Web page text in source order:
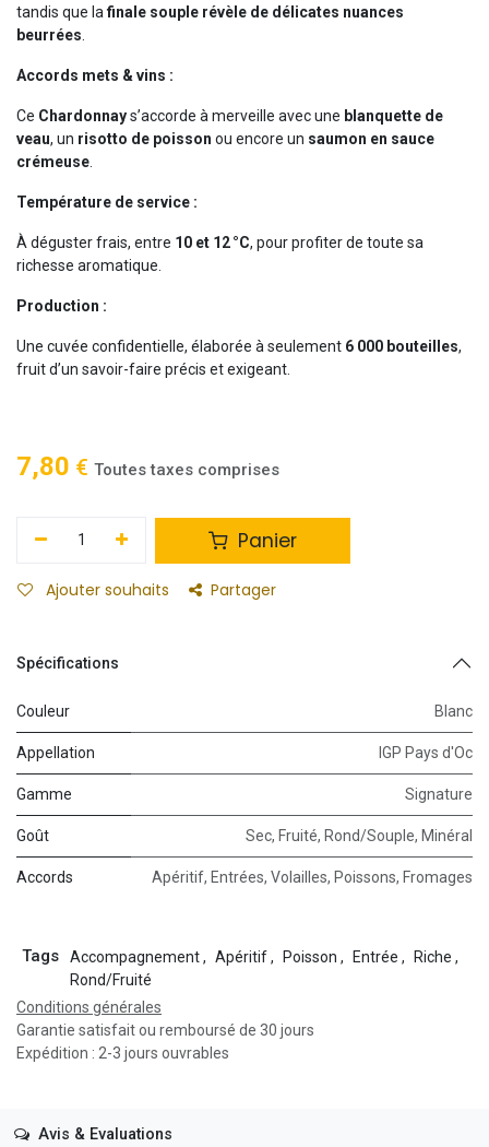
tandis que lafinale souple révèle de délicates nuances
beurrées.
Accords mets & vins :
Ce Chardonnays’accorde à merveille avec une blanquette de
veau, un risotto de poisson ou encore un saumon en sauce
crémeuse.
Température de service :
À déguster frais, entre 10 et 12 °C, pour profiter de toute sa
richesse aromatique.
Production :
Une cuvée confidentielle, élaborée à seulement 6 000 bouteilles,
fruit d’un savoir-faire précis et exigeant.
7,80 € Toutes taxes comprises
Panier
Ajouter souhaits Partager
Spécifications
Couleur Blanc
Appellation IGP Pays d'Oc
Gamme Signature
Goût Sec, Fruité, Rond/Souple, Minéral
Accords Apéritif, Entrées, Volailles, Poissons, Fromages
Tags Accompagnement, Apéritif, Poisson , Entrée , Riche ,
Rond/Fruité
Conditions générales
Garantie satisfait ou remboursé de 30 jours
Expédition : 2-3 jours ouvrables
Avis & Evaluations